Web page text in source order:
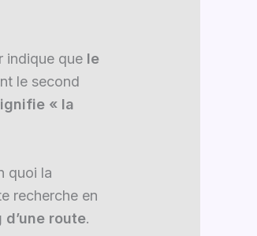
indique que le
le second
« la
quoi la
recherche en
route.